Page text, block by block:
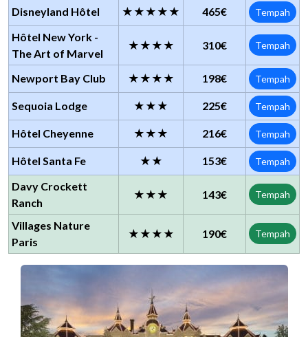
Disneyland Hôtel ★★★★★ 465€ Tempah
Hôtel New York -
The Art of Marvel
★★★★ 310€ Tempah
Newport Bay Club ★★★★ 198€ Tempah
Sequoia Lodge ★★★ 225€ Tempah
Hôtel Cheyenne ★★★ 216€ Tempah
Hôtel Santa Fe ★★ 153€ Tempah
Davy Crockett
Ranch
★★★ 143€ Tempah
Villages Nature
Paris
★★★★ 190€ Tempah